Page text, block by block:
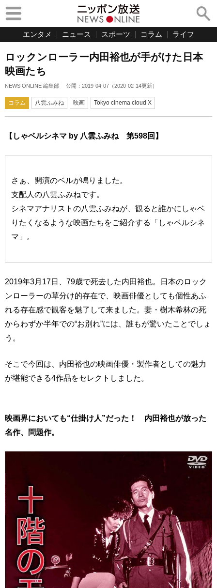
エンタメ ニュース スポーツ コラム ライフ
ロックンローラー内田裕也が手がけた日本
映画たち
NEWS ONLINE 編集部 公開： 2019-04-07 （2020-02-14更新）
コラム 八雲ふみね 映画 Tokyo cinema cloud X
【しゃベルシネマ by 八雲ふみね 第598回】
さぁ、開演のベルが鳴りました。
支配人の八雲ふみねです。
シネマアナリストの八雲ふみねが、観ると誰かにしゃベ
りたくなるような映画たちをご紹介する「しゃベルシネ
マ」。
2019年3月17日、79歳で死去した内田裕也。日本のロック
ンローラーの草分け的存在で、映画俳優としても個性あふ
れる存在感で観客を魅了して来ました。妻・樹木希林の死
からわずか半年での“お別れ”には、誰もが驚いたことでしょ
う。
そこで今回は、内田裕也の映画俳優・製作者としての魅力
が堪能できる4作品をセレクトしました。
映画界においても“仕掛け人”だった！ 内田裕也が放った
名作、問題作。